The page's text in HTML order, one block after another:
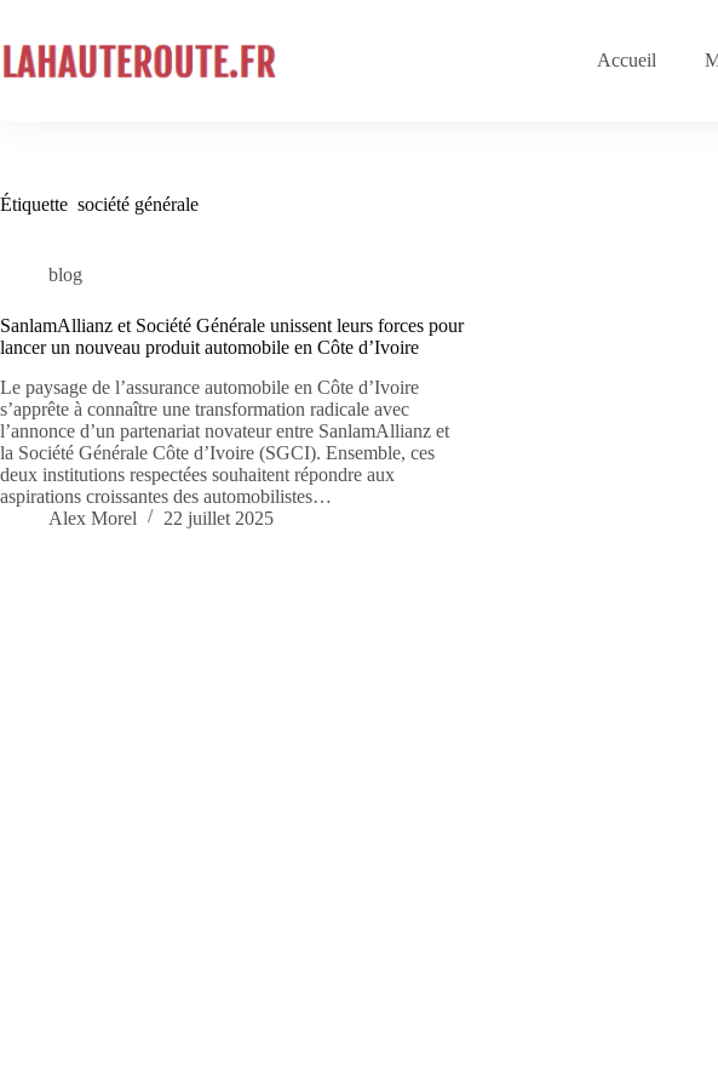
contenu
Accueil
Étiquette société générale
blog
SanlamAllianz et Société Générale unissent leurs forces pour
lancer un nouveau produit automobile en Côte d’Ivoire
Le paysage de l’assurance automobile en Côte d’Ivoire
s’apprête à connaître une transformation radicale avec
l’annonce d’un partenariat novateur entre SanlamAllianz et
la Société Générale Côte d’Ivoire (SGCI). Ensemble, ces
deux institutions respectées souhaitent répondre aux
aspirations croissantes des automobilistes…
Alex Morel
22 juillet 2025